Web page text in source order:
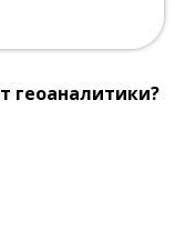
геоаналитики?